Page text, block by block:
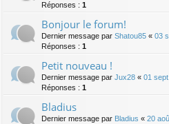
Réponses : 1
Bonjour le forum!
Dernier message par Shatou85 « 03
Réponses : 1
Petit nouveau !
Dernier message par Jux28 « 01
Réponses : 1
Bladius
Dernier message par Bladius « 20